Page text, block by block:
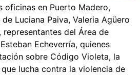
oficinas en Puerto Madero,
Luciana Paiva, Valeria Agüero
representantes del Área de
Echeverría, quienes
sobre Código Violeta, la
lucha contra la violencia de